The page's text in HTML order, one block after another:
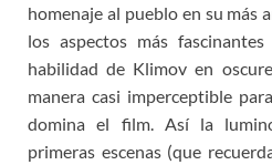
homenaje al pueblo en su más
los aspectos más
habilidad de Klimov en
manera casi imperceptible
domina el film. Así la
primeras escenas (que